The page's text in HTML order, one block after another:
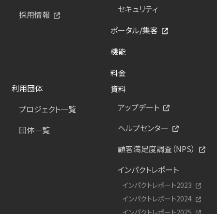
採用情報
セキュリティ
ポータル/集客
機能
料金
利用団体
プロジェクト一覧
団体一覧
資料
アップデート
ヘルプセンター
顧客満足度調査（NPS）
インパクトレポート
インパクトレポート2023
インパクトレポート2024
インパクトレポート2025